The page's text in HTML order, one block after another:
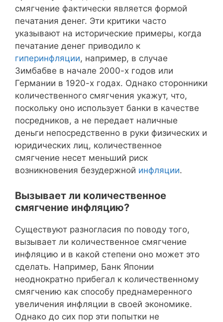
смягчение фактически является формой
печатания денег. Эти критики часто
указывают на исторические примеры, когда
печатание денег приводило к
гиперинфляции, например, в случае
Зимбабве в начале 2000-х годов или
Германии в 1920-х годах. Однако сторонники
количественного смягчения укажут, что,
поскольку оно использует банки в качестве
посредников, а не передает наличные
деньги непосредственно в руки физических и
юридических лиц, количественное
смягчение несет меньший риск
возникновения безудержной инфляции.
Вызывает ли количественное
смягчение инфляцию?
Существуют разногласия по поводу того,
вызывает ли количественное смягчение
инфляцию и в какой степени оно может это
сделать. Например, Банк Японии
неоднократно прибегал к количественному
смягчению как способу преднамеренного
увеличения инфляции в своей экономике.
Однако до сих пор эти попытки не